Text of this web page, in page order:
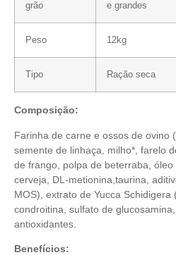
grão
e grandes
Peso 12kg
Tipo Ração seca
Composição:
Farinha de carne e ossos de ovino
semente de linhaça, milho*, farelo
de frango, polpa de beterraba,
cerveja, DL-metionina,taurina,
MOS), extrato de Yucca Schidigera
condroitina, sulfato de
antioxidantes.
Benefícios: